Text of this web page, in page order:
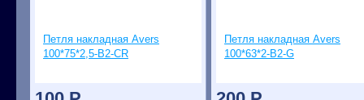
Петля накладная Avers
100*75*2,5-B2-СR
Петля накладная Avers
100*63*2-B2-G